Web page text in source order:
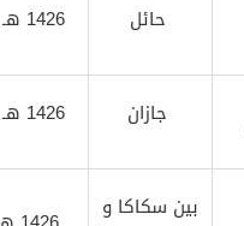
حائل 1426 هـ
جازان 1426 هـ
بين سكاكا و